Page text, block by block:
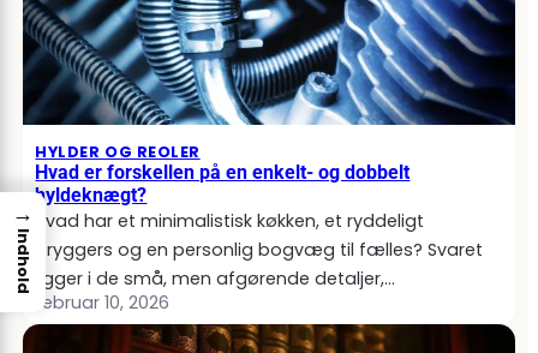
HYLDER OG REOLER
Hvad er forskellen på en enkelt- og dobbelt
hyldeknægt?
Hvad har et minimalistisk køkken, et ryddeligt
bryggers og en personlig bogvæg til fælles? Svaret
ligger i de små, men afgørende detaljer,…
februar 10, 2026
→
Indhold